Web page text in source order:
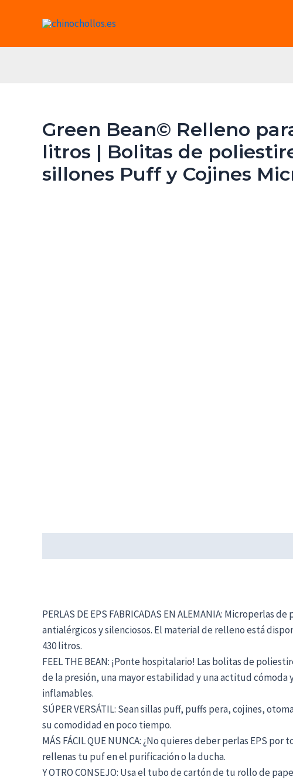
Green Bean© Relleno
litros | Bolitas de
sillones Puff y Cojines
PERLAS DE EPS FABRICADAS EN ALEMANIA:
antialérgicos y silenciosos. El material de relleno está
430 litros.
FEEL THE BEAN: ¡Ponte hospitalario! Las bolitas de
de la presión, una mayor estabilidad y una actitud
inflamables.
SÚPER VERSÁTIL: Sean sillas puff, puffs pera, cojines,
su comodidad en poco tiempo.
MÁS FÁCIL QUE NUNCA: ¿No quieres deber perlas EPS
rellenas tu puf en el purificación o la ducha.
Y OTRO CONSEJO: Usa el tubo de cartón de tu rollo de